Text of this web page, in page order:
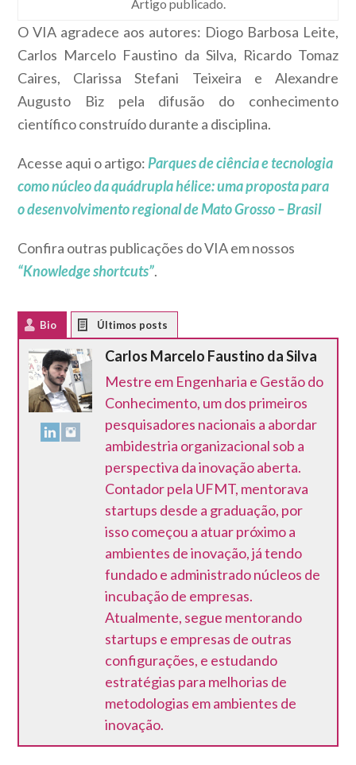
Artigo publicado.
O VIA agradece aos autores: Diogo Barbosa Leite,
Carlos Marcelo Faustino da Silva, Ricardo Tomaz
Caires, Clarissa Stefani Teixeira e Alexandre
Augusto Biz pela difusão do conhecimento
científico construído durante a disciplina.
Acesse aqui o artigo:Parques de ciência e tecnologia
como núcleo da quádrupla hélice: uma proposta para
o desenvolvimento regional de Mato Grosso – Brasil
Confira outras publicações do VIA em nossos
“Knowledge shortcuts”.
Bio
Carlos Marcelo Faustino da Silva
Mestre em Engenharia e Gestão do
Conhecimento, um dos primeiros
pesquisadores nacionais a abordar
ambidestria organizacional sob a
perspectiva da inovação aberta.
Contador pela UFMT, mentorava
startups desde a graduação, por
isso começou a atuar próximo a
ambientes de inovação, já tendo
fundado e administrado núcleos de
incubação de empresas.
Atualmente, segue mentorando
startups e empresas de outras
configurações, e estudando
estratégias para melhorias de
metodologias em ambientes de
inovação.